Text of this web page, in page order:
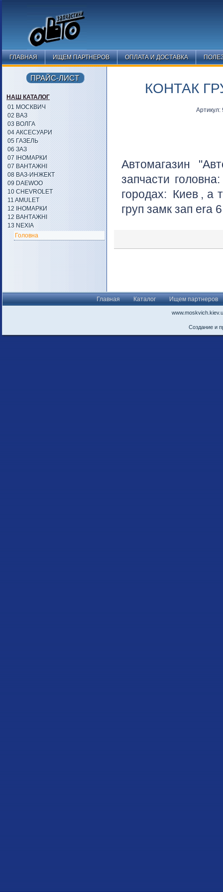
ГЛАВНАЯ ИЩЕМ ПАРТНЕРОВ ОПЛАТА И ДОСТАВКА
КОНТАК
Автомагазин
запчасти
городах: Киев , а
груп замк зап era
ПРАЙС-ЛИСТ
НАШ КАТАЛОГ
01 МОСКВИЧ
02 ВАЗ
03 ВОЛГА
04 АКСЕСУАРИ
05 ГАЗЕЛЬ
06 ЗАЗ
07 ІНОМАРКИ
07 ВАНТАЖНІ
08 ВАЗ-ИНЖЕКТ
09 DAEWOO
10 CHEVROLET
11 AMULET
12 ІНОМАРКИ
12 ВАНТАЖНІ
13 NEXIA
Головна
Главная Каталог Ищем партнеров
Создание и